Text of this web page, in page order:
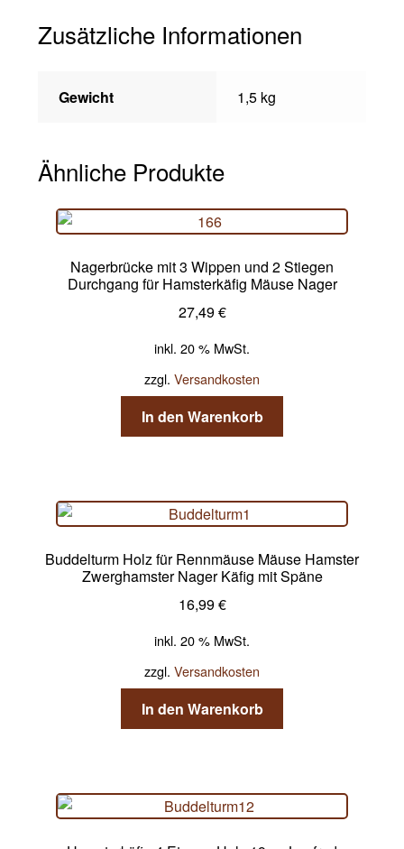
Zusätzliche Informationen
Gewicht 1,5 kg
Ähnliche Produkte
Nagerbrücke mit 3 Wippen und 2 Stiegen
Durchgang für Hamsterkäfig Mäuse Nager
27,49€
inkl. 20 % MwSt.
zzgl. Versandkosten
In den Warenkorb
Buddelturm Holz für Rennmäuse Mäuse Hamster
Zwerghamster Nager Käfig mit Späne
16,99€
inkl. 20 % MwSt.
zzgl. Versandkosten
In den Warenkorb